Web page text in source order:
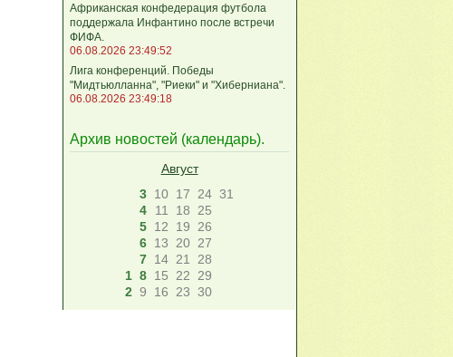
Африканская конфедерация футбола
поддержала Инфантино после встречи
ФИФА.
06.08.2026 23:49:52
Лига кoнференций. Победы
"Мидтьюлланна", "Риеки" и "Хиберниана".
06.08.2026 23:49:18
Архив новостей (календарь).
Август
3 10 17 24 31
4
11 18
25
5 12 19
26
6 13 20 27
7 14 21
28
1 8 15 22
29
2 9 16 23 30